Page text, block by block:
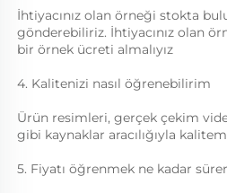
İhtiyacınız olan örneği stokta
gönderebiliriz. İhtiyacınız olan
bir örnek ücreti almalıyız
4. Kalitenizi nasıl öğrenebilirim
Ürün resimleri, gerçek çekim
gibi kaynaklar aracılığıyla
5. Fiyatı öğrenmek ne kadar sürer